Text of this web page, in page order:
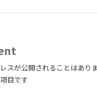
スが公開されることはありま
目です